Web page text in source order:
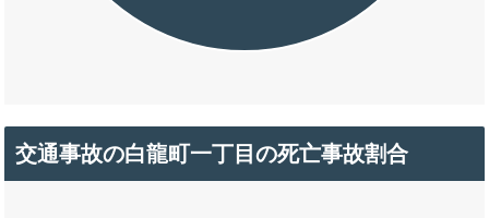
交通事故の白龍町一丁目の死亡事故割合